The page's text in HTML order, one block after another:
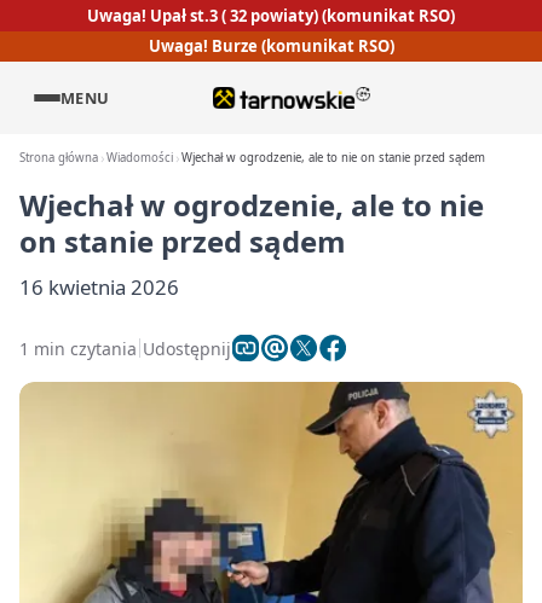
Uwaga! Upał st.3 ( 32 powiaty) (komunikat RSO)
Uwaga! Burze (komunikat RSO)
MENU
Strona główna Wiadomości Wjechał w ogrodzenie, ale to nie on stanie przed sądem
Wjechał w ogrodzenie, ale to nie
on stanie przed sądem
16 kwietnia 2026
1 min czytania Udostępnij